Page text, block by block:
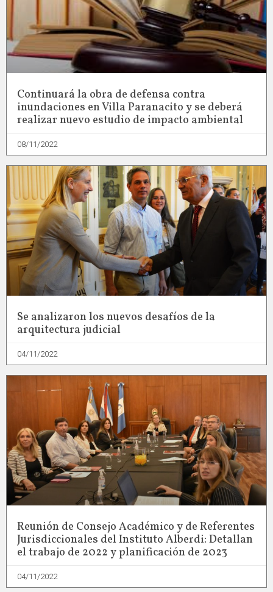
Continuará la obra de defensa contra
inundaciones en Villa Paranacito y se deberá
realizar nuevo estudio de impacto ambiental
08/11/2022
Se analizaron los nuevos desafíos de la
arquitectura judicial
04/11/2022
Reunión de Consejo Académico y de Referentes
Jurisdiccionales del Instituto Alberdi: Detallan
el trabajo de 2022 y planificación de 2023
04/11/2022